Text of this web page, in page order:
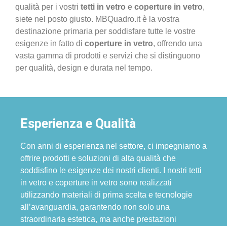
qualità per i vostri tetti in vetro e coperture in vetro,
siete nel posto giusto. MBQuadro.it è la vostra
destinazione primaria per soddisfare tutte le vostre
esigenze in fatto di coperture in vetro, offrendo una
vasta gamma di prodotti e servizi che si distinguono
per qualità, design e durata nel tempo.
Esperienza e Qualità
Con anni di esperienza nel settore, ci impegniamo a
offrire prodotti e soluzioni di alta qualità che
soddisfino le esigenze dei nostri clienti. I nostri tetti
in vetro e coperture in vetro sono realizzati
utilizzando materiali di prima scelta e tecnologie
all’avanguardia, garantendo non solo una
straordinaria estetica, ma anche prestazioni